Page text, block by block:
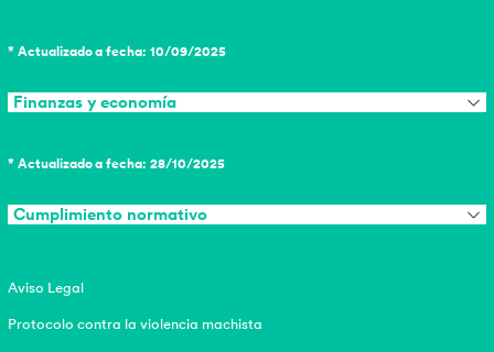
* Actualizado a fecha: 10/09/2025
Finanzas y economía
* Actualizado a fecha: 28/10/2025
Cumplimiento normativo
Aviso Legal
Protocolo contra la violencia machista